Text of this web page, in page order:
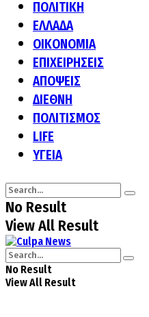
ΠΟΛΙΤΙΚΗ
ΕΛΛΑΔΑ
ΟΙΚΟΝΟΜΙΑ
ΕΠΙΧΕΙΡΗΣΕΙΣ
ΑΠΟΨΕΙΣ
ΔΙΕΘΝΗ
ΠΟΛΙΤΙΣΜΟΣ
LIFE
ΥΓΕΙΑ
No Result
View All Result
No Result
View All Result